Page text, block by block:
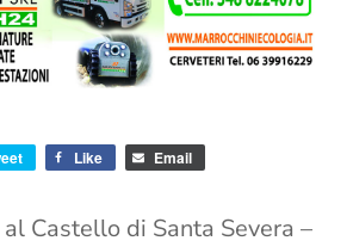
Like Email
Castello di Santa Severa –